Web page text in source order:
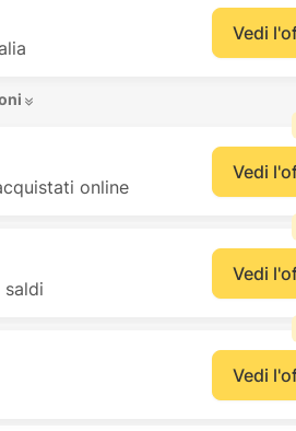
Vedi
online
Vedi
saldi
Vedi
Vedi